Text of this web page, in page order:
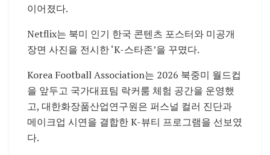
이어졌다.
Netflix는 북미 인기 한국 콘텐츠 포스터와 미공개
장면 사진을 전시한 ‘K-스타존’을 꾸몄다.
Korea Football Association는 2026 북중미 월드컵
을 앞두고 국가대표팀 락커룸 체험 공간을 운영했
고, 대한화장품산업연구원은 퍼스널 컬러 진단과
메이크업 시연을 결합한 K-뷰티 프로그램을 선보였
다.